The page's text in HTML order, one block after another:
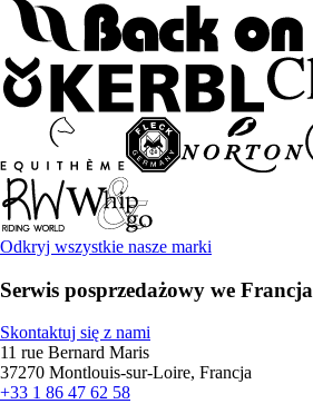
Odkryj wszystkie nasze marki
Serwis posprzedażowy we Francja
Skontaktuj się z nami
11 rue Bernard Maris
37270 Montlouis-sur-Loire, Francja
+33 1 86 47 62 58